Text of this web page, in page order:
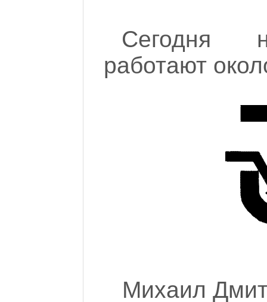
Сегодня
работают
Михаил